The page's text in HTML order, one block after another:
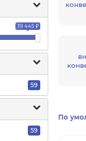
39 445 ₽
59
59
По